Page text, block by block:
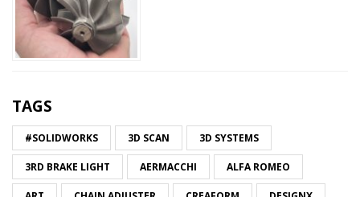
TAGS
#SOLIDWORKS 3D SCAN 3D SYSTEMS
3RD BRAKE LIGHT AERMACCHI ALFA ROMEO